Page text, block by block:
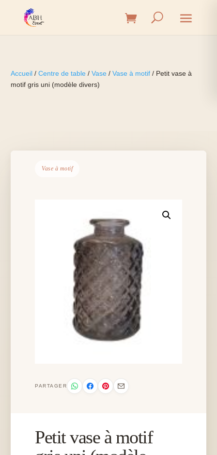
Accueil /Centre de table /Vase /Vase à motif / Petit vase à
motif gris uni (modèle divers)
Vase à motif
PARTAGER
Petit vase à motif